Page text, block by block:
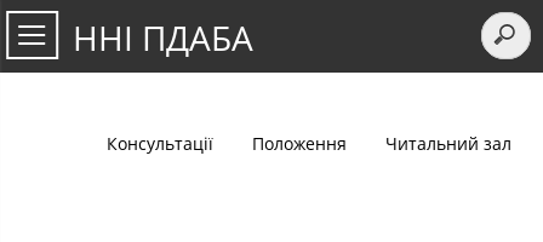
ННІ ПДАБА
Консультації Положення Читальний зал